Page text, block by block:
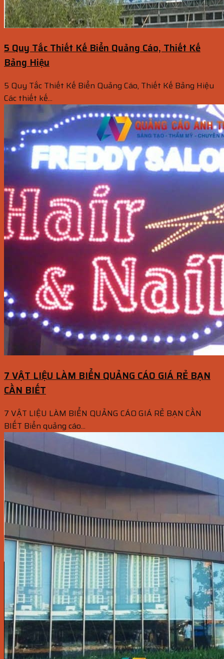
5 Quy Tắc Thiết Kế Biển Quảng Cáo, Thiết Kế
Bảng Hiệu
5 Quy Tắc Thiết Kế Biển Quảng Cáo, Thiết Kế Bảng Hiệu
Các thiết kế...
7 VẬT LIỆU LÀM BIỂN QUẢNG CÁO GIÁ RẺ BẠN
CẦN BIẾT
7 VẬT LIỆU LÀM BIỂN QUẢNG CÁO GIÁ RẺ BẠN CẦN
BIẾT Biển quảng cáo...